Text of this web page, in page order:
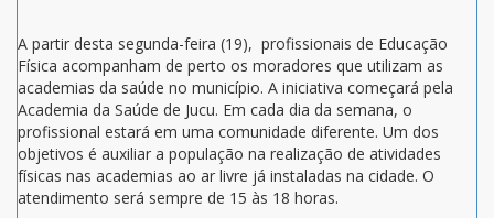
A partir desta segunda-feira (19), profissionais de Educação
Física acompanham de perto os moradores que utilizam as
academias da saúde no município. A iniciativa começará pela
Academia da Saúde de Jucu. Em cada dia da semana, o
profissional estará em uma comunidade diferente. Um dos
objetivos é auxiliar a população na realização de atividades
físicas nas academias ao ar livre já instaladas na cidade. O
atendimento será sempre de 15 às 18 horas.